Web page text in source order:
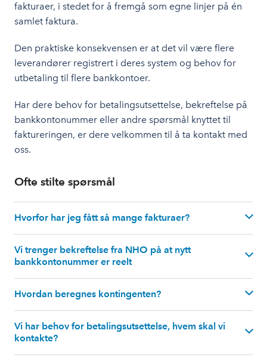
fakturaer, i stedet for å fremgå som egne linjer på én
samlet faktura.
Den praktiske konsekvensen er at det vil være flere
leverandører registrert i deres system og behov for
utbetaling til flere bankkontoer.
Har dere behov for betalingsutsettelse, bekreftelse på
bankkontonummer eller andre spørsmål knyttet til
faktureringen, er dere velkommen til å ta kontakt med
oss.
Ofte stilte spørsmål
Hvorfor har jeg fått så mange fakturaer?
Vi trenger bekreftelse fra NHO på at nytt
bankkontonummer er reelt
Hvordan beregnes kontingenten?
Vi har behov for betalingsutsettelse, hvem skal vi
kontakte?